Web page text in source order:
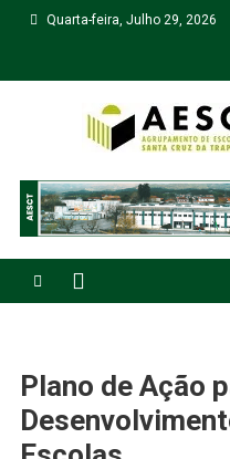
Quarta-feira, Julho 29, 2026
Plano de Ação